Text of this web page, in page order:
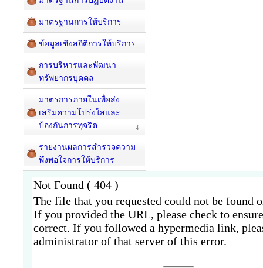
มาตรฐานการให้บริการ
ข้อมูลเชิงสถิติการให้บริการ
การบริหารและพัฒนา
ทรัพยากรบุคคล
มาตรการภายในเพื่อส่ง
เสริมความโปร่งใสและ
ป้องกันการทุจริต
รายงานผลการสำรวจความ
พึงพอใจการให้บริการ